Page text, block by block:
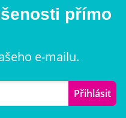
přímo
e-mailu.
Přihlásit